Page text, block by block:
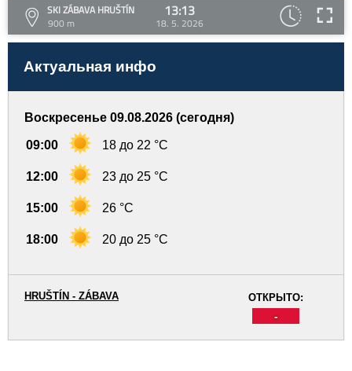
SKI ZÁBAVA HRUŠTÍN
900 m
13:13
18. 5. 2026
Актуальная инфо
Воскресенье 09.08.2026 (сегодня)
09:00 18 до 22 °C
12:00 23 до 25 °C
15:00 26 °C
18:00 20 до 25 °C
ОТКРЫТО:
-
HRUŠTÍN - ZÁBAVA